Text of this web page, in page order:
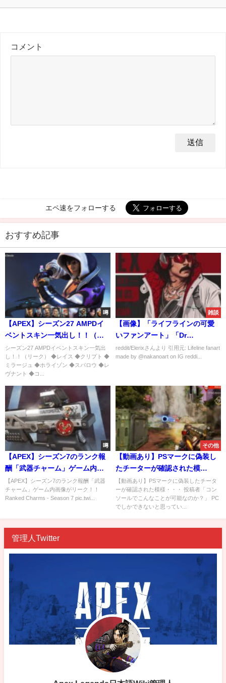
コメント
エペ速をフォローする
おすすめ記事
噂
【APEX】シーズン27 AMPDイ
ベントスキン一気出し！！（リ
ーク）
シーズン27 AMPDイベントスキン一気出
し！！（リーク） ◆レイス ◆クリプト ◆
ミラージュ ◆ホライゾン ◆スパロウ ◆レ
ヴナント ◆コ...
雑談
【画像】「ライフラインの可愛
いファンアート」「Dr
Disrespectのシーズン3バージョ
ン」他
reddit/Elerixさんより 引用元: Lifeline fanart
made by @nakanoart on IG reddi...
噂
【APEX】シーズン7のランク報
酬「武器チャーム」ゲーム内画
像がリーク！！
【APEX】シーズン7のランク報酬「武器
チャーム」ゲーム内画像がリーク！！
Ranked Charms - Season 7 pic.twi...
その他
【動画あり】PSマークに偽装し
たチーターが確認された模
様・・・
【動画あり】PSマークに偽装したチータ
ーが確認された模様・・・ 投稿者「コン
ソールでこんなことが可能なのか？」 PC
でしかできないと思ってい...
管理人Twitter